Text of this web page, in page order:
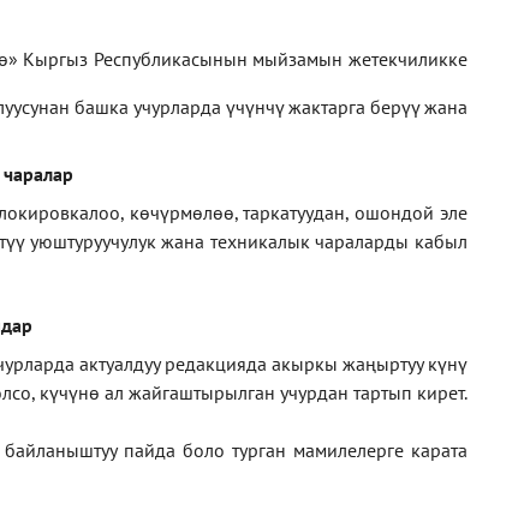
Кыргыз Республикасынын мыйзамын жетекчиликке
башка учурларда үчүнчү жактарга берүү жана
көчүрмөлөө, таркатуудан, ошондой эле
уюштуруучулук жана техникалык чараларды кабыл
актуалдуу редакцияда акыркы жаңыртуу күнү
күчүнө ал жайгаштырылган учурдан тартып кирет.
пайда боло турган мамилелерге карата